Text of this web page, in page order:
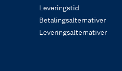
Leveringstid
Betalingsalternativer
Leveringsalternativer